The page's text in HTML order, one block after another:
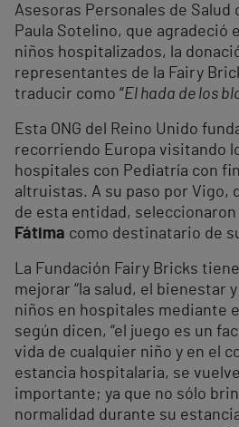
Asesoras Personales de Salud
Paula Sotelino, que agradeció
niños hospitalizados, la
representantes de la Fairy
traducir como “El hada de los
Esta ONG del Reino Unido
recorriendo Europa visitando
hospitales con Pediatría con
altruistas. A su paso por Vigo,
de esta entidad, seleccionaron
Fátima como destinatario de
La Fundación Fairy Bricks
mejorar “la salud, el bienestar
niños en hospitales mediante
según dicen, “el juego es un
vida de cualquier niño y en el
estancia hospitalaria, se
importante; ya que no sólo
normalidad durante su